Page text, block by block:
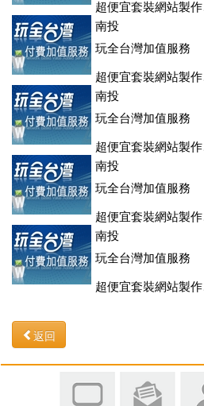
超便宜套裝網站製
登、訂房系統、客房委託旅行社銷售
南投
玩全台灣加值服務
超便宜套裝網站製
登、訂房系統、客房委託旅行社銷售
南投
玩全台灣加值服務
超便宜套裝網站製
登、訂房系統、客房委託旅行社銷售
南投
玩全台灣加值服務
超便宜套裝網站製
登、訂房系統、客房委託旅行社銷售
南投
玩全台灣加值服務
超便宜套裝網站製
返回